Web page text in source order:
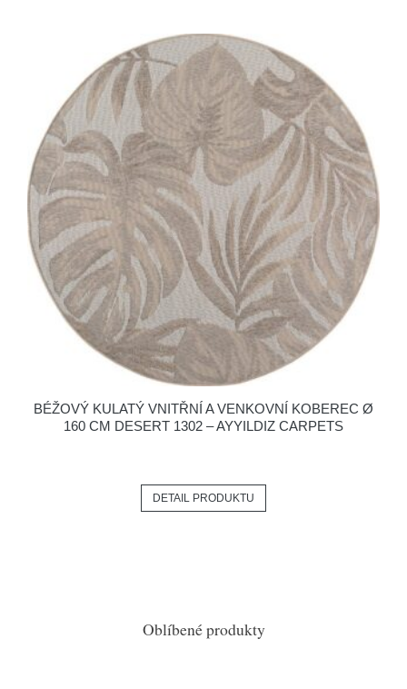
BÉŽOVÝ KULATÝ VNITŘNÍ A VENKOVNÍ KOBEREC Ø
160 CM DESERT 1302 – AYYILDIZ CARPETS
DETAIL PRODUKTU
Oblíbené produkty